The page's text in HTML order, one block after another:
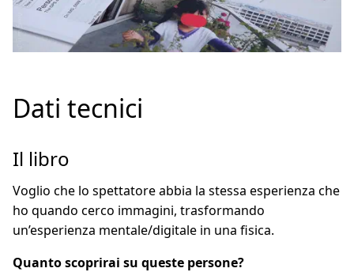
Dati tecnici
Il libro
Voglio che lo spettatore abbia la stessa esperienza che
ho quando cerco immagini, trasformando
un’esperienza mentale/digitale in una fisica.
Quanto scoprirai su queste persone?